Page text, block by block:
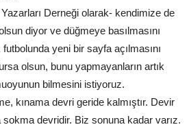
Derneği olarak- kendimize de
diyor ve düğmeye basılmasını
yeni bir sayfa açılmasını
olsun, bunu yapmayanların artık
bilmesini istiyoruz.
kınama devri geride kalmıştır. Devir
sokma devridir. Biz sonuna kadar varız.